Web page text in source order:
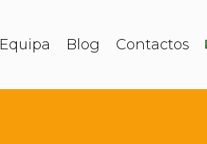
Equipa Blog Contactos